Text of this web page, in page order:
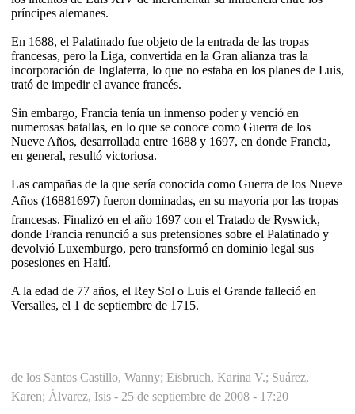
príncipes alemanes.
En 1688, el Palatinado fue objeto de la entrada de las tropas
francesas, pero la Liga, convertida en la Gran alianza tras la
incorporación de Inglaterra, lo que no estaba en los planes de Luis,
trató de impedir el avance francés.
Sin embargo, Francia tenía un inmenso poder y venció en
numerosas batallas, en lo que se conoce como Guerra de los
Nueve Años, desarrollada entre 1688 y 1697, en donde Francia,
en general, resultó victoriosa.
Las campañas de la que sería conocida como Guerra de los Nueve
Años (16881697) fueron dominadas, en su mayoría por las tropas
francesas. Finalizó en el año 1697 con el Tratado de Ryswick,
donde Francia renunció a sus pretensiones sobre el Palatinado y
devolvió Luxemburgo, pero transformó en dominio legal sus
posesiones en Haití.
A la edad de 77 años, el Rey Sol o Luis el Grande falleció en
Versalles, el 1 de septiembre de 1715.
de los Santos Castillo, Wanny; Eisbruch, Karina V.; Suárez,
Karen; Álvarez, Isis - 25 de septiembre de 2008 - 17:20